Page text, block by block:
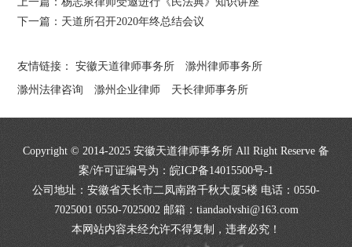
下一篇： 天道所召开2020年终总结会议
友情链接：安徽天道律师事务所
滁州律师事务所
滁州法律咨询
滁州企业律师 天长律师事务所
Copyright © 2014-2025 安徽天道律师事务所 All Right Reserve 备
案/许可证编号为： 皖ICP备14015500号-1
公司地址：安徽省天长市二凤南路千秋大厦5楼 电话：0550-
7025001 0550-7025002 邮箱：tiandaolvshi@163.com
本网站内容未经允许不得复制，违者必究！